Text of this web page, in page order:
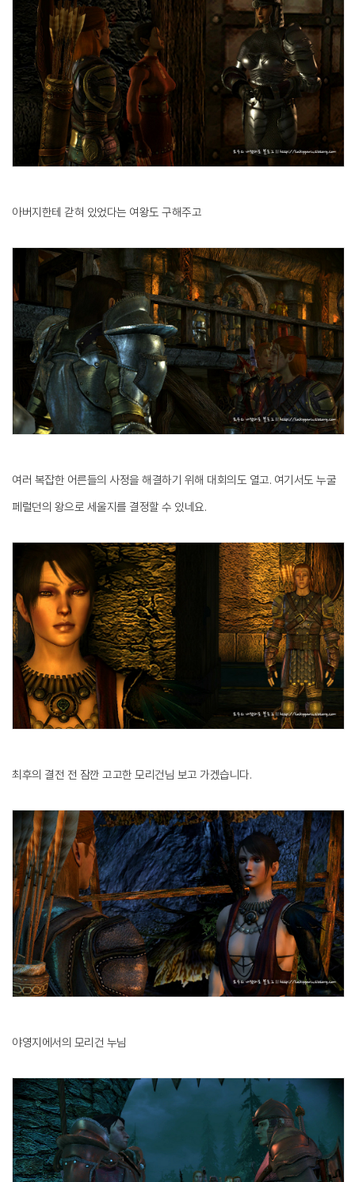
아버지한테 갇혀 있었다는 여왕도 구해주고
여러 복잡한 어른들의 사정을 해결하기 위해 대회의도 열고. 여기서도 누굴
페럴던의 왕으로 세울지를 결정할 수 있네요.
최후의 결전 전 잠깐 고고한 모리건님 보고 가겠습니다.
야영지에서의 모리건 누님